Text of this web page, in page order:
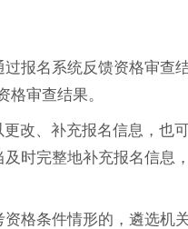
报名系统反馈资格审查结
审查结果。
改、补充报名信息，也
时完整地补充报名信息
格条件情形的，遴选机